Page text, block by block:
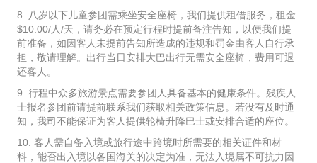
8. 八岁以下儿童参团需乘坐安全座椅，我们提供租借服务，租金
$10.00/人/天，请务必在预定行程时提前备注告知，以便我们提
前准备，如因客人未提前告知所造成的违规和罚金由客人自行承
担，敬请理解。出行当日安排大巴出行无需安全座椅，费用可退
还客人。
9. 行程中众多旅游景点需要参团人具备基本的健康条件。残疾人
士报名参团前请提前联系我们获取相关政策信息。若没有及时通
知，我司不能保证为客人提供轮椅升降巴士或安排合适的座位。
10. 客人需自备入境或旅行途中跨境时所需要的相关证件和材
料，能否出入境以各国海关的决定为准，无法入境属不可抗力因